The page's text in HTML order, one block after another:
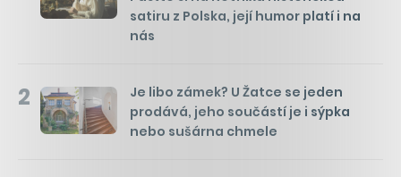
satiru z Polska, její humor platí i na
nás
2
Je libo zámek? U Žatce se jeden
prodává, jeho součástí je i sýpka
nebo sušárna chmele